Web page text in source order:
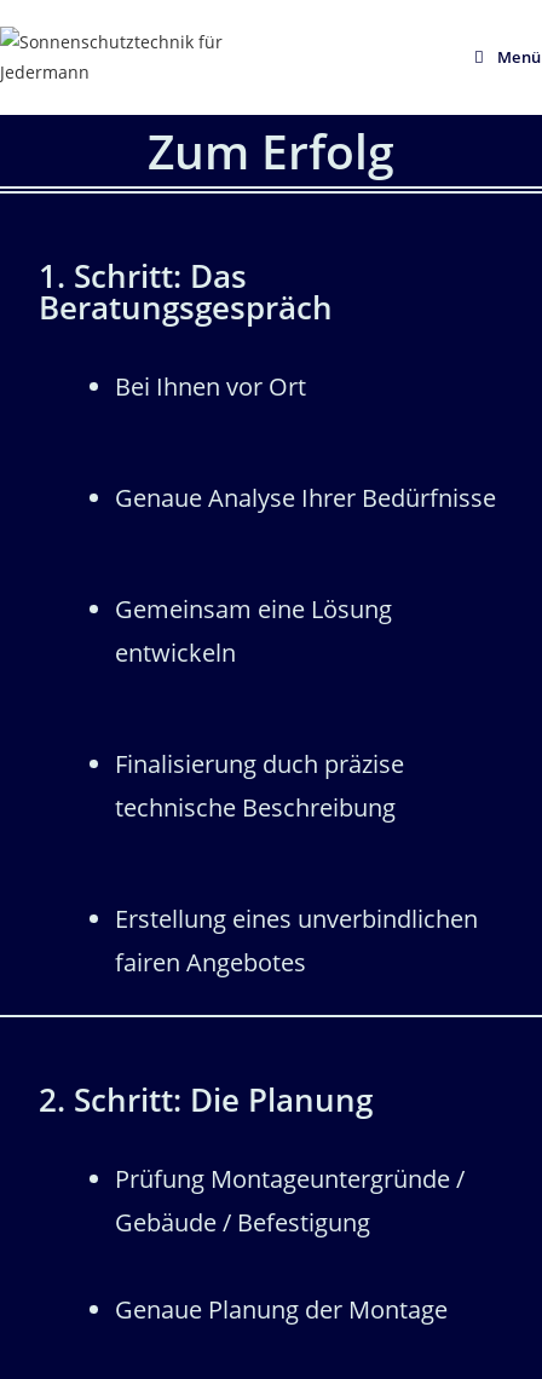
Menü
Zum Erfolg
1. Schritt: Das
Beratungsgespräch
Bei Ihnen vor Ort
Genaue Analyse Ihrer Bedürfnisse
Gemeinsam eine Lösung
entwickeln
Finalisierung duch präzise
technische Beschreibung
Erstellung eines unverbindlichen
fairen Angebotes
2. Schritt: Die Planung
Prüfung Montageuntergründe /
Gebäude / Befestigung
Genaue Planung der Montage